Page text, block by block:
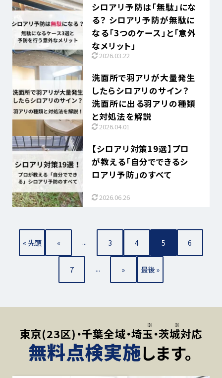
シロアリ予防は「無駄」にな
る？ シロアリ予防が無駄に
なる「3つのケース」と「意外
なメリット」
2026.03.22
洗面所で羽アリが大量発生
したらシロアリのサイン？
洗面所に出る羽アリの種類
と対処法を解説
2026.04.01
【シロアリ対策19選】プロ
が教える「自分でできるシ
ロアリ予防」のすべて
2026.06.26
« 先頭 « ... 3 4 5 6
7 ... » 最後 »
東京(23区)・千葉全域・埼玉・茨城対応
無料点検実施します。